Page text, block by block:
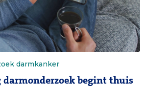
darmkanker
darmonderzoek begint thuis